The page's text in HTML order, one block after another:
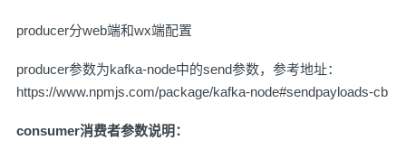
producer分web端和wx端配置
producer参数为kafka-node中的send参数，参考地址：
https://www.npmjs.com/package/kafka-node#sendpayloads-cb
consumer消费者参数说明：